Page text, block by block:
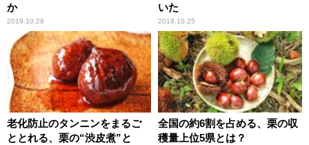
か
2019.10.28
いた
2019.10.25
老化防止のタンニンをまるご
ととれる、栗の“渋皮煮”と
全国の約6割を占める、栗の収
穫量上位5県とは？